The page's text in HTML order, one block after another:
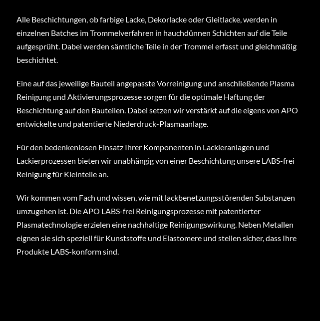
Alle Beschichtungen, ob farbige Lacke, Dekorlacke oder Gleitlacke, werden in
einzelnen Batches im Trommelverfahren in hauchdünnen Schichten auf die Teile
aufgesprüht. Dabei werden sämtliche Teile in der Trommel erfasst und gleichmäßig
beschichtet.
Eine auf das jeweilige Bauteil angepasste Vorreinigung und anschließende Plasma
Reinigung und Aktivierungsprozesse sorgen für die optimale Haftung der
Beschichtung auf den Bauteilen. Dabei setzen wir verstärkt auf die eigens von APO
entwickelte und patentierte Niederdruck-Plasmaanlage.
Für den bedenkenlosen Einsatz Ihrer Komponenten in Lackieranlagen und
Lackierprozessen bieten wir unabhängig von einer Beschichtung unsere LABS-frei
Reinigung für Kleinteile an.
Wir kommen vom Fach und wissen, wie mit lackbenetzungsstörenden Substanzen
umzugehen ist. Die APO LABS-frei Reinigungsprozesse mit patentierter
Plasmatechnologie erzielen eine nachhaltige Reinigungswirkung. Neben Metallen
eignen sie sich speziell für Kunststoffe und Elastomere und stellen sicher, dass Ihre
Produkte LABS-konform sind.